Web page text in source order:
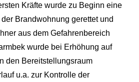
Kräfte wurde zu Beginn eine
Brandwohnung gerettet und
aus dem Gefahrenbereich
wurde bei Erhöhung auf
den Bereitstellungsraum
u.a. zur Kontrolle der